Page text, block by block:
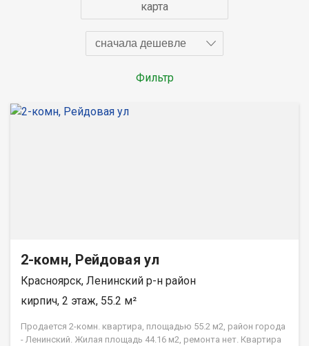
карта
сначала дешевле
Фильтр
2-комн, Рейдовая ул
Красноярск, Ленинский р-н район
кирпич, 2 этаж, 55.2 м²
Продается 2-комн. квартира, площадью 55.2 м2, район города
- Ленинский. Жилая площадь 44.16 м2, ремонта нет. Квартира